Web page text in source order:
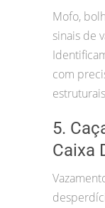
Mofo,
sinais de
com
5.
Caixa